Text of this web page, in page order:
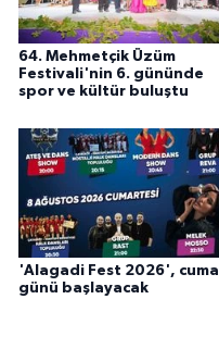
64. Mehmetçik Üzüm
Festivali'nin 6. gününde
spor ve kültür buluştu
'Alagadi Fest 2026', cuma
günü başlayacak